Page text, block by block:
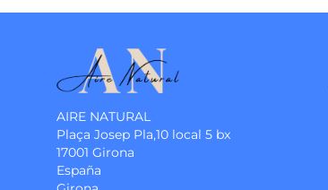
AIRE NATURAL
Plaça Josep Pla,10 local 5 bx
17001 Girona
España